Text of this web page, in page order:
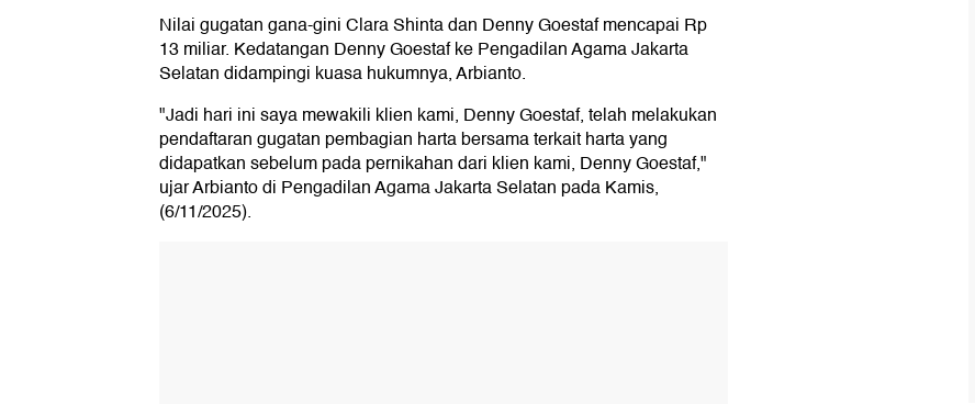
Nilai gugatan gana-gini Clara Shinta dan Denny Goestaf mencapai Rp
13 miliar. Kedatangan Denny Goestaf ke Pengadilan Agama Jakarta
Selatan didampingi kuasa hukumnya, Arbianto.
"Jadi hari ini saya mewakili klien kami, Denny Goestaf, telah melakukan
pendaftaran gugatan pembagian harta bersama terkait harta yang
didapatkan sebelum pada pernikahan dari klien kami, Denny Goestaf,"
ujar Arbianto di Pengadilan Agama Jakarta Selatan pada Kamis,
(6/11/2025).